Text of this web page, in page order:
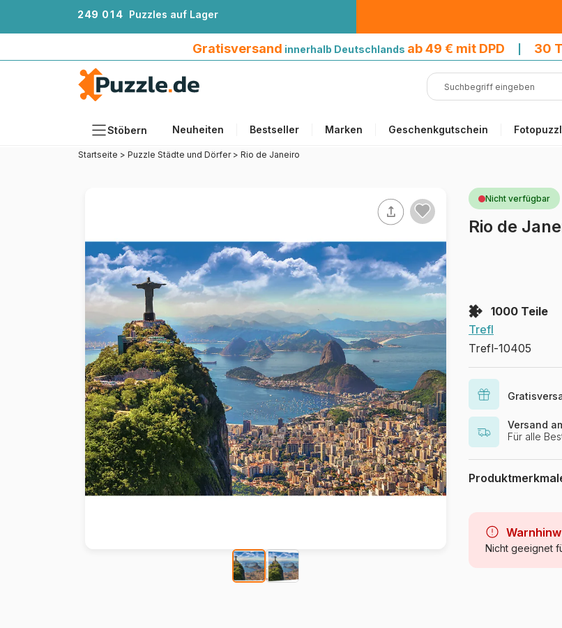
249 01 4 Puzzles auf Lager
Gratisversand innerhalb Deutschlands ab 49 € mit DPD 30
Stöbern Neuheiten Bestseller Marken Geschenkgutschein
Alter
Künstlerinnen und Künstler
Zubehör
Holzpuzzles
Malen nach Zahlen
Startseite > Puzzle Städte und Dörfer > Rio de Janeiro
Nicht verfügbar
Rio de
1000 Teile
Trefl
Trefl-10405
Versand
Für alle
Kategorie
Alter
Nicht geeignet